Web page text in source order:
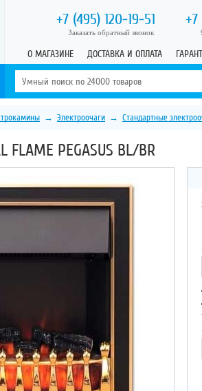
+7 (495) 120-19-51
Заказать обратный звонок
О МАГАЗИНЕ ДОСТАВКА И ОПЛАТА
→ Электроочаги → Стандартные
PEGASUS BL/BR